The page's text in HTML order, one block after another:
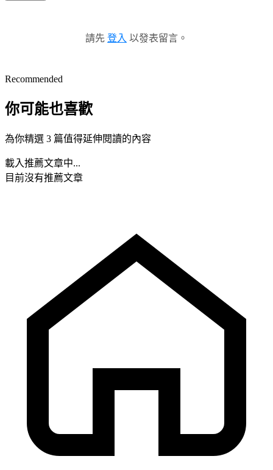
請先 登入 以發表留言。
Recommended
你可能也喜歡
為你精選 3 篇值得延伸閱讀的內容
載入推薦文章中...
目前沒有推薦文章